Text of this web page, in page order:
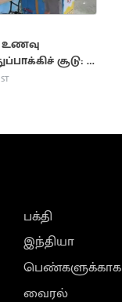
உணவு
சூடு: 2
பக்தி
இந்தியா
பெண்களுக்காக
வைரல்